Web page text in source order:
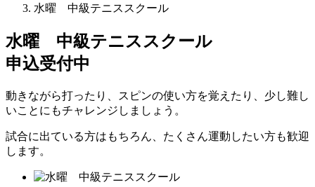
水曜 中級テニススクール
水曜 中級テニススクール
申込受付中
動きながら打ったり、スピンの使い方を覚えたり、少し難し
いことにもチャレンジしましょう。
試合に出ている方はもちろん、たくさん運動したい方も歓迎
します。